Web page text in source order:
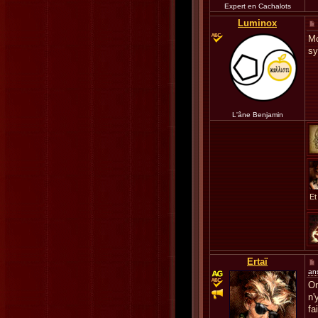
Expert en Cachalots
Luminox
L'âne Benjamin
Ertaï